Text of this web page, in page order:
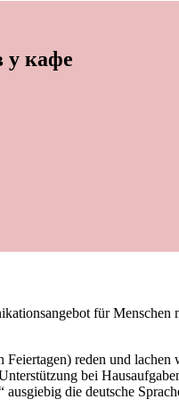
у кафе
für
reden und
bei
die deutsche